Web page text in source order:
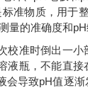
准物质，用于
量的准确度和pH
校准时倒出一小
液瓶，不能直接
会导致pH值逐